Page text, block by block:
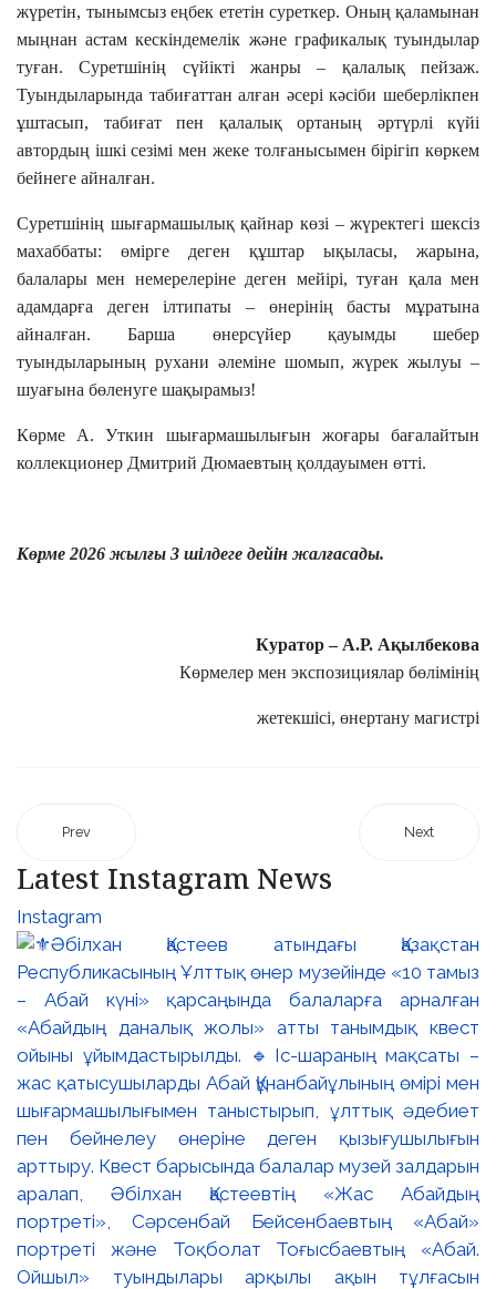
жүретін, тынымсыз еңбек ететін суреткер. Оның қаламынан
мыңнан астам кескіндемелік және графикалық туындылар
туған. Суретшінің сүйікті жанры – қалалық пейзаж.
Туындыларында табиғаттан алған әсері кәсіби шеберлікпен
ұштасып, табиғат пен қалалық ортаның әртүрлі күйі
автордың ішкі сезімі мен жеке толғанысымен бірігіп көркем
бейнеге айналған.
Суретшінің шығармашылық қайнар көзі – жүректегі шексіз
махаббаты: өмірге деген құштар ықыласы, жарына,
балалары мен немерелеріне деген мейірі, туған қала мен
адамдарға деген ілтипаты – өнерінің басты мұратына
айналған. Барша өнерсүйер қауымды шебер
туындыларының рухани әлеміне шомып, жүрек жылуы –
шуағына бөленуге шақырамыз!
Көрме А. Уткин шығармашылығын жоғары бағалайтын
коллекционер Дмитрий Дюмаевтың қолдауымен өтті.
Көрме 2026 жылғы 3 шілдеге дейін жалғасады.
Куратор – А.Р. Ақылбекова
Көрмелер мен экспозициялар бөлімінің
жетекшісі, өнертану магистрі
Prev Next
Latest Instagram News
Instagram